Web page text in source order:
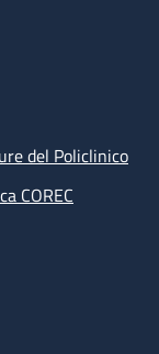
del Policlinico
COREC